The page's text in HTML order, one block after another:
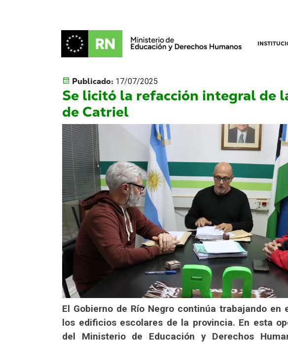
Publicado: 17/07/2025
Se licitó la refacción integral de
de Catriel
El Gobierno de Río Negro continúa trabajando en
los edificios escolares de la provincia. En esta
del Ministerio de Educación y Derechos